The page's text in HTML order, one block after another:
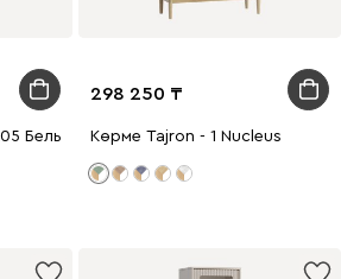
Белый
298 250
Көрме Tajron - 1 Nucleus